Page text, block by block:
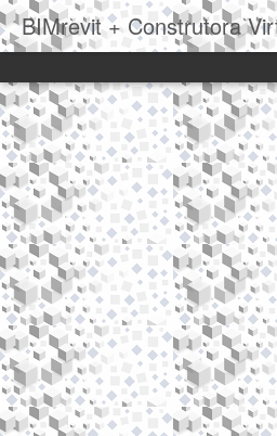
BIMrevit + Construtora